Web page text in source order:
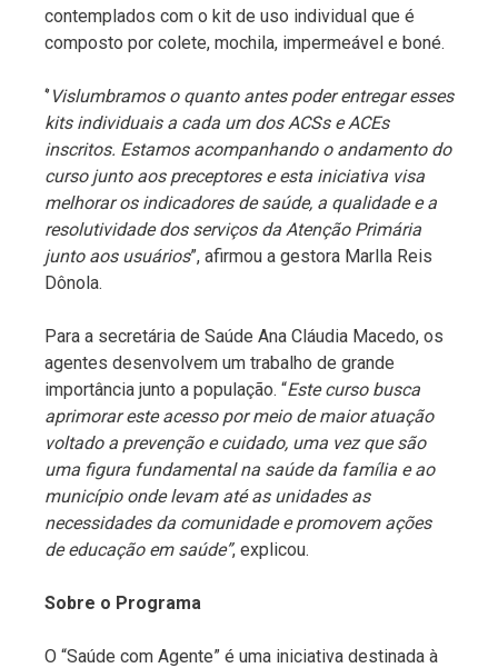
contemplados com o kit de uso individual que é
composto por colete, mochila, impermeável e boné.
‘’Vislumbramos o quanto antes poder entregar esses
kits individuais a cada um dos ACSs e ACEs
inscritos. Estamos acompanhando o andamento do
curso junto aos preceptores e esta iniciativa visa
melhorar os indicadores de saúde, a qualidade e a
resolutividade dos serviços da Atenção Primária
junto aos usuários”, afirmou a gestora Marlla Reis
Dônola.
Para a secretária de Saúde Ana Cláudia Macedo, os
agentes desenvolvem um trabalho de grande
importância junto a população. “Este curso busca
aprimorar este acesso por meio de maior atuação
voltado a prevenção e cuidado, uma vez que são
uma figura fundamental na saúde da família e ao
município onde levam até as unidades as
necessidades da comunidade e promovem ações
de educação em saúde”, explicou.
Sobre o Programa
O “Saúde com Agente” é uma iniciativa destinada à